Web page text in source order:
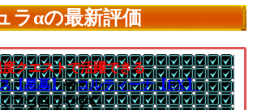
ラαの最新評価
クエストで活躍できる
【星墓】やコルティーナ【EX】
立ち回りやすい